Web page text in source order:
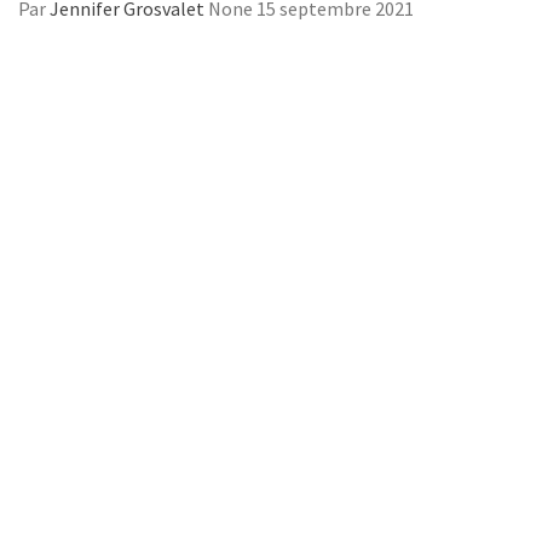
ParJennifer Grosvalet None 15 septembre 2021